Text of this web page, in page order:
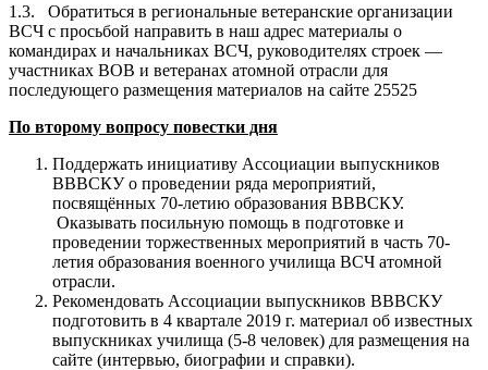
1.3. Обратиться в региональные ветеранские организации
ВСЧ с просьбой направить в наш адрес материалы о
командирах и начальниках ВСЧ, руководителях строек —
участниках ВОВ и ветеранах атомной отрасли для
последующего размещения материалов на сайте 25525
По второму вопросу повестки дня
Поддержать инициативу Ассоциации выпускников
ВВВСКУ о проведении ряда мероприятий,
посвящённых 70-летию образования ВВВСКУ.
Оказывать посильную помощь в подготовке и
проведении торжественных мероприятий в часть 70-
летия образования военного училища ВСЧ атомной
отрасли.
Рекомендовать Ассоциации выпускников ВВВСКУ
подготовить в 4 квартале 2019 г. материал об известных
выпускниках училища (5-8 человек) для размещения на
сайте (интервью, биографии и справки).